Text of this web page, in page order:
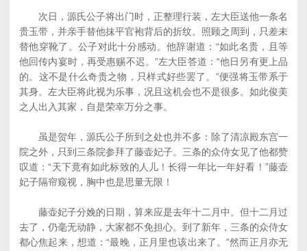
次日，源氏公子将出门时，正整理行装，左大臣送他一条名
贵玉带，并亲手替他抹平官袍背后的折纹。照顾之周到，只差未
替他穿靴了。公子对此十分感动。他辞谢道：“如此名贵，且等
他回传内宴时，再受惠赐不迟。”左大臣答道：“他日另有更上品
的。这不是什么奇贵之物，只样式好些罢了。”便强将玉带系于
其身。左大臣将此视为乐事，况且这机会也不是很多。如此俊美
之人出入其家，自是荣幸万分之事。
虽是贺年，源氏公子所到之处也并不多：除了清凉殿东宫一
院之外，只到三条院参拜了藤壶妃子。三条的众侍女见了他都赞
叹道：“天下竟有如此标致的人儿！长得一年比一年好看！”藤壶
妃子隔帘窥视，胸中也是思量无限！
藤壶妃子分娩的日期，算来应是去年十二月中。但十二月过
去了，仍毫无动静，大家都不免担心。到了新年，三条的众侍女
都心焦起来，想道：“最晚，正月里也该出来了。”然而正月亦无